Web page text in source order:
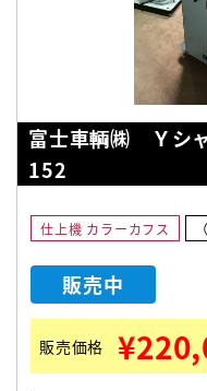
富士車輌㈱ Ｙシ
152
仕上機 カラーカフス
販売中
販売価格